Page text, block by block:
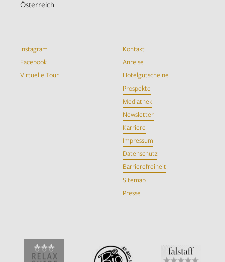
Österreich
Instagram
Facebook
Virtuelle Tour
Kontakt
Anreise
Hotelgutscheine
Prospekte
Mediathek
Newsletter
Karriere
Impressum
Datenschutz
Barrierefreiheit
Sitemap
Presse